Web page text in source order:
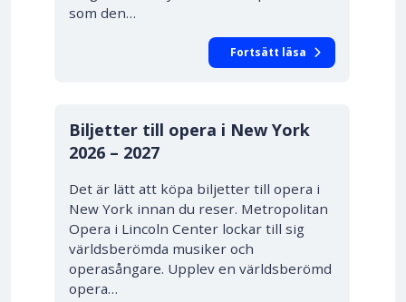
som den…
Fortsätt läsa
PRIS FRÅN 531.00 SEK
10% RABATT
Biljetter till opera i New York
2026 – 2027
Det är lätt att köpa biljetter till opera i
New York innan du reser. Metropolitan
Opera i Lincoln Center lockar till sig
världsberömda musiker och
operasångare. Upplev en världsberömd
opera…